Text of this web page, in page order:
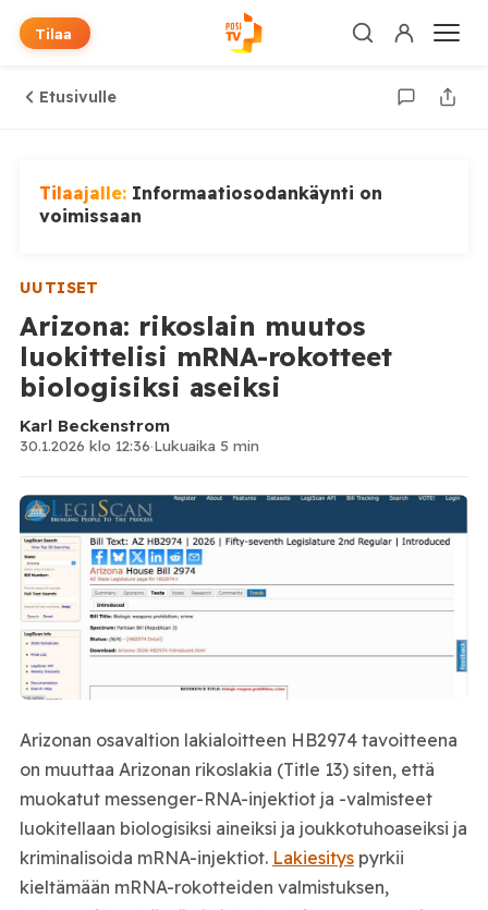
Tilaa
Etusivulle
Tilaajalle: Informaatiosodankäynti on
voimissaan
UUTISET
Arizona: rikoslain muutos
luokittelisi mRNA-rokotteet
biologisiksi aseiksi
Karl Beckenstrom
30.1.2026 klo 12:36·Lukuaika 5 min
Arizonan osavaltion lakialoitteen HB2974 tavoitteena
on muuttaa Arizonan rikoslakia (Title 13) siten, että
muokatut messenger-RNA-injektiot ja -valmisteet
luokitellaan biologisiksi aineiksi ja joukkotuhoaseiksi ja
kriminalisoida mRNA-injektiot. Lakiesityspyrkii
kieltämään mRNA-rokotteiden valmistuksen,